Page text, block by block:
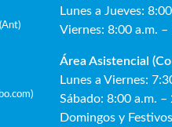
)
Lunes a Jueves:
Viernes: 8:00 a.m.
Área Asistencial
Lunes a Viernes:
Sábado: 8:00 a.m. –
Domingos y